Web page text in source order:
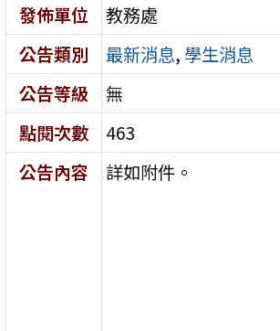
發佈單位
教務處
公告類別
最新消息, 學生消息
公告等級
無
點閱次數
463
公告內容
詳如附件。